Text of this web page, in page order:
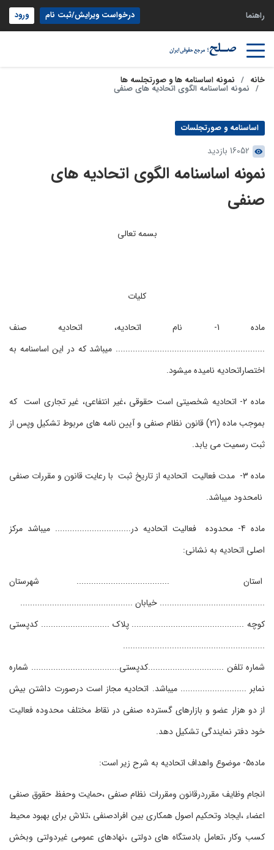
راهنما درخواست ویرایش/ثبت نام ورود
خانه نمونه اساسنامه ها و صورتجلسه ها
نمونه اساسنامه الگوی اتحادیه ‏های صنفی
اساسنامه و صورتجلسات
16052 بازدید
نمونه اساسنامه الگوی اتحادیه ‏های
صنفی
بسمه تعالی
کلیات
ماده 1- نام اتحادیه، اتحادیه صنف
............................................................. می‏باشد که در این اساسنامه به
اختصاراتحادیه نامیده می‏شود.
ماده 2- اتحادیه شخصیتی است حقوقی ،غیر انتفاعی، غیر تجاری است که
بموجب ماده (21) قانون نظام صنفی و آیین نامه های مربوط تشکیل وپس از
ثبت رسمیت می یابد.
ماده 3- مدت فعالیت اتحادیه از تاریخ ثبت با رعایت قانون و مقررات صنفی
نامحدود می‏باشد.
ماده 4- محدوده فعالیت اتحادیه در............................... می‏باشد مرکز
اصلی اتحادیه به نشانی:
استان ...................................... شهرستان
........................................... خیابان ..............................................
کوچه .............................................. پلاک ............................ کدپستی
..........................................................
شماره تلفن ...............................کدپستی.................................... شماره
نمابر ........................... می‏باشد. اتحادیه مجاز است درصورت داشتن بیش
از دو هزار عضو و بازارهای گسترده صنفی در نقاط مختلف محدوده فعالیت
خود دفتر نمایندگی تشکیل دهد.
ماده5- موضوع واهداف اتحادیه به شرح زیر است:
انجام وظایف مقرردرقانون ومقررات نظام صنفی ،حمایت وحفظ حقوق صنفی
اعضاء ،ایجاد وتحکیم اصول همکاری بین افرادصنفی ،تلاش برای بهبود محیط
کسب وکار ،تعامل بادستگاه های دولتی ،نهادهای عمومی غیردولتی وبخش